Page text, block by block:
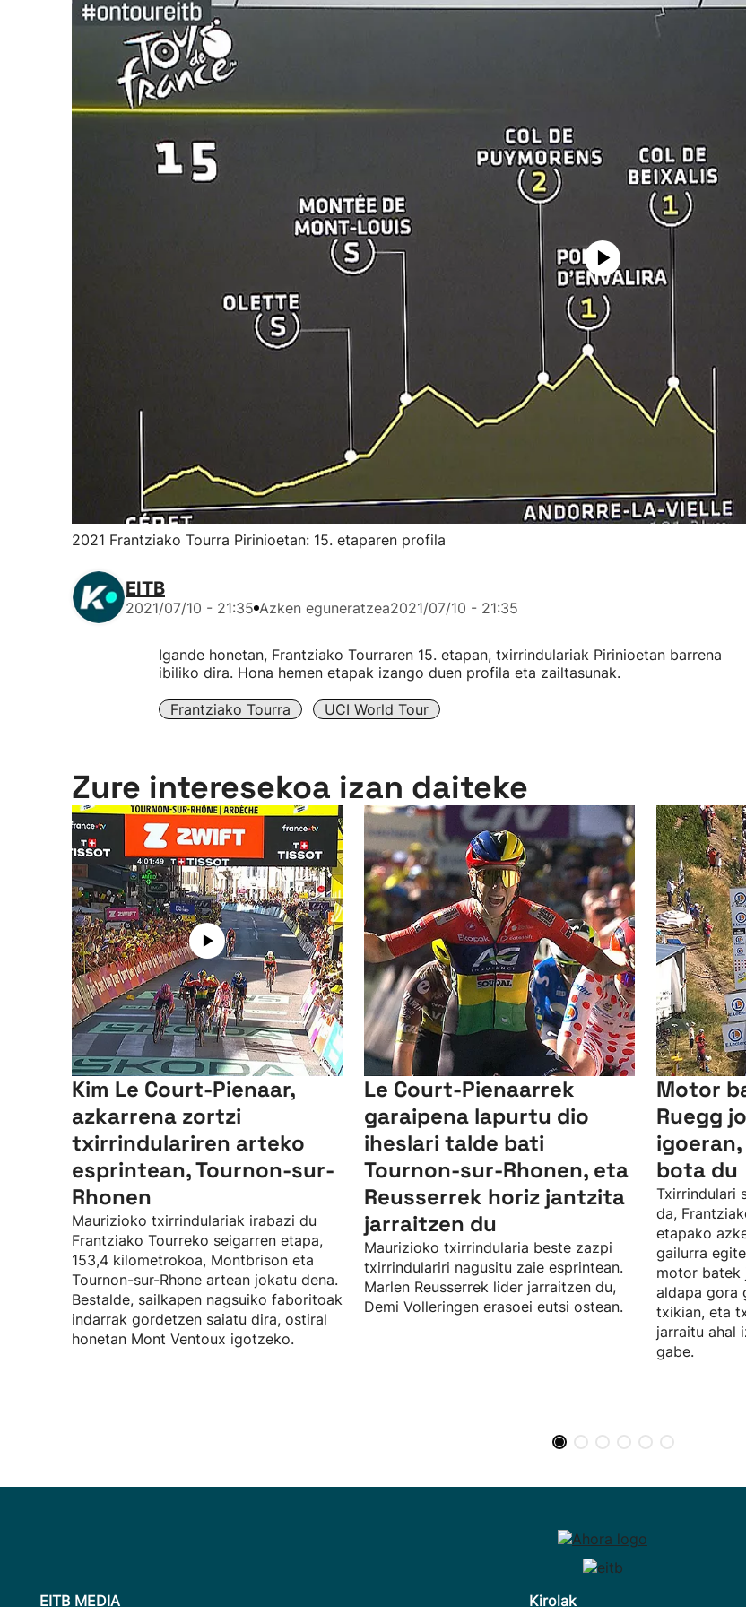
2021 Frantziako Tourra Pirinioetan: 15. etaparen profila
EITB
2021/07/10 - 21:35 Azken eguneratzea2021/07/10 - 21:35
Igande honetan, Frantziako Tourraren 15. etapan, txirrindulariak Pirinioetan barrena
ibiliko dira. Hona hemen etapak izango duen profila eta zailtasunak.
Frantziako Tourra UCI World Tour
Zure interesekoa izan daiteke
Kim Le Court-Pienaar,
azkarrena zortzi
txirrindulariren arteko
esprintean, Tournon-sur-
Rhonen
Maurizioko txirrindulariak irabazi du
Frantziako Tourreko seigarren etapa,
153,4 kilometrokoa, Montbrison eta
Tournon-sur-Rhone artean jokatu dena.
Bestalde, sailkapen nagsuiko faboritoak
indarrak gordetzen saiatu dira, ostiral
honetan Mont Ventoux igotzeko.
Le Court-Pienaarrek
garaipena lapurtu dio
iheslari talde bati
Tournon-sur-Rhonen, eta
Reusserrek horiz jantzita
jarraitzen du
Maurizioko txirrindularia beste zazpi
txirrindulariri nagusitu zaie esprintean.
Marlen Reusserrek lider jarraitzen du,
Demi Volleringen erasoei eutsi ostean.
Motor
Ruegg
bota du
Txirrindulari
da,
etapako
gailurra
motor batek
aldapa gora
txikian, eta
jarraitu ahal
gabe.
EITB MEDIA Kirolak